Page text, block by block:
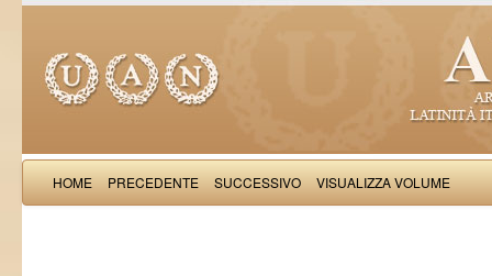
HOME PRECEDENTE SUCCESSIVO VISUALIZZA VOLUME